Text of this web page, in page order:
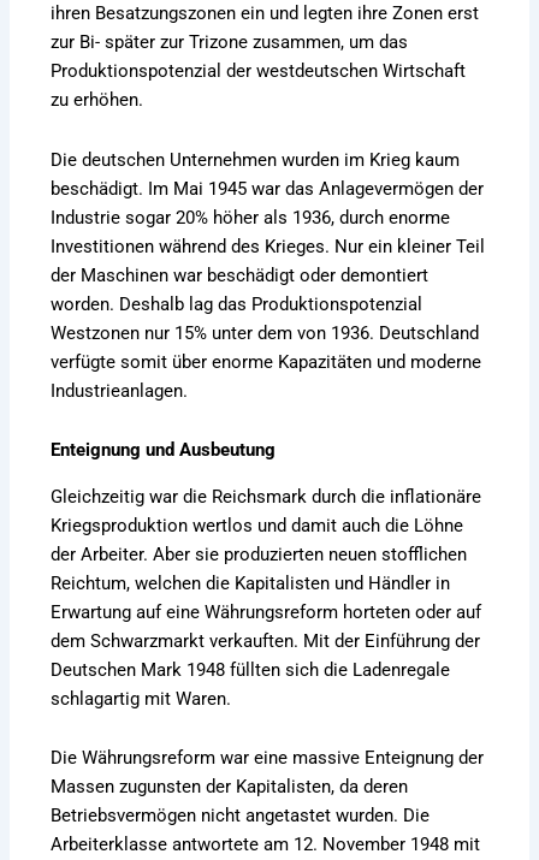
ihren Besatzungszonen ein und legten ihre Zonen erst
zur Bi- später zur Trizone zusammen, um das
Produktionspotenzial der westdeutschen Wirtschaft
zu erhöhen.
Die deutschen Unternehmen wurden im Krieg kaum
beschädigt. Im Mai 1945 war das Anlagevermögen der
Industrie sogar 20% höher als 1936, durch enorme
Investitionen während des Krieges. Nur ein kleiner Teil
der Maschinen war beschädigt oder demontiert
worden. Deshalb lag das Produktionspotenzial
Westzonen nur 15% unter dem von 1936. Deutschland
verfügte somit über enorme Kapazitäten und moderne
Industrieanlagen.
Enteignung und Ausbeutung
Gleichzeitig war die Reichsmark durch die inflationäre
Kriegsproduktion wertlos und damit auch die Löhne
der Arbeiter. Aber sie produzierten neuen stofflichen
Reichtum, welchen die Kapitalisten und Händler in
Erwartung auf eine Währungsreform horteten oder auf
dem Schwarzmarkt verkauften. Mit der Einführung der
Deutschen Mark 1948 füllten sich die Ladenregale
schlagartig mit Waren.
Die Währungsreform war eine massive Enteignung der
Massen zugunsten der Kapitalisten, da deren
Betriebsvermögen nicht angetastet wurden. Die
Arbeiterklasse antwortete am 12. November 1948 mit